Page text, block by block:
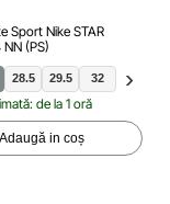
Sport Nike STAR
NN (PS)
28.5 29.5 32 33
de la 1 oră
Adaugă in coș